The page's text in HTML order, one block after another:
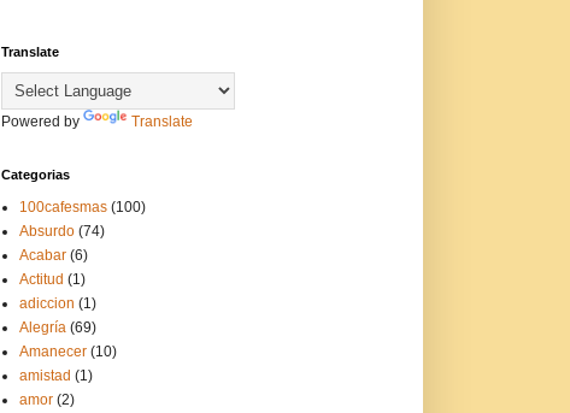
Translate
Powered by Translate
Categorias
100cafesmas (100)
Absurdo (74)
Acabar (6)
Actitud (1)
adiccion (1)
Alegría (69)
Amanecer (10)
amistad (1)
amor (2)